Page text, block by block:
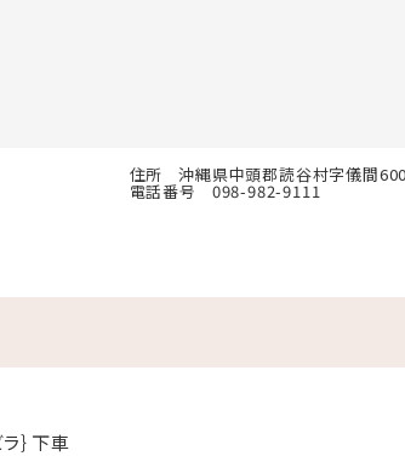
住所 沖縄県中頭郡読谷村字儀間600
電話番号 098-982-9111
｝下車